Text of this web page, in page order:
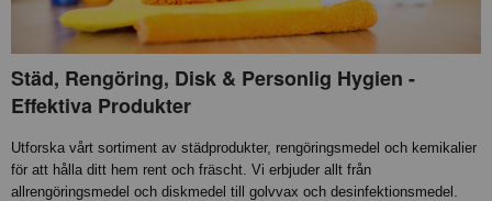
Städ, Rengöring, Disk & Personlig Hygien -
Effektiva Produkter
Utforska vårt sortiment av städprodukter, rengöringsmedel och kemikalier
för att hålla ditt hem rent och fräscht. Vi erbjuder allt från
allrengöringsmedel och diskmedel till golvvax och desinfektionsmedel.